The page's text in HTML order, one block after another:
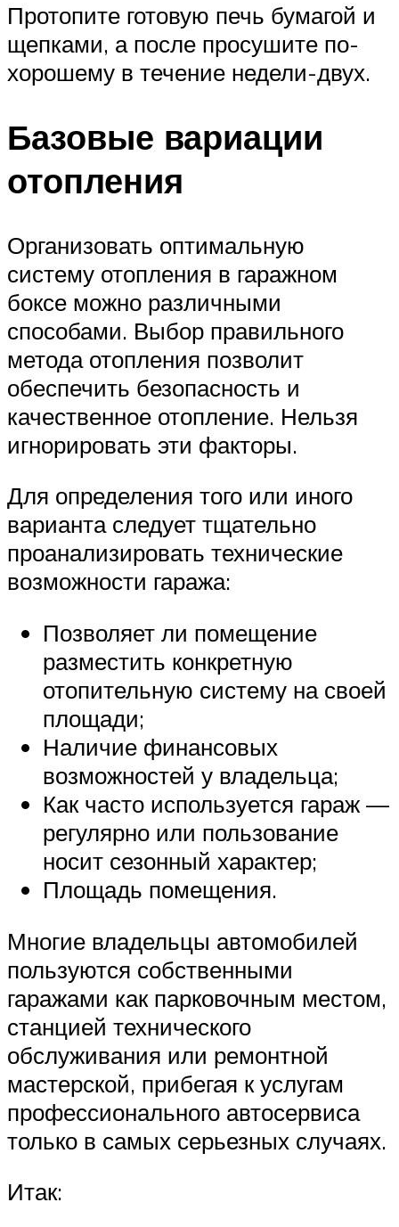
Протопите готовую печь бумагой и
щепками, а после просушите по-
хорошему в течение недели-двух.
Базовые вариации
отопления
Организовать оптимальную
систему отопления в гаражном
боксе можно различными
способами. Выбор правильного
метода отопления позволит
обеспечить безопасность и
качественное отопление. Нельзя
игнорировать эти факторы.
Для определения того или иного
варианта следует тщательно
проанализировать технические
возможности гаража:
Позволяет ли помещение
разместить конкретную
отопительную систему на своей
площади;
Наличие финансовых
возможностей у владельца;
Как часто используется гараж —
регулярно или пользование
носит сезонный характер;
Площадь помещения.
Многие владельцы автомобилей
пользуются собственными
гаражами как парковочным местом,
станцией технического
обслуживания или ремонтной
мастерской, прибегая к услугам
профессионального автосервиса
только в самых серьезных случаях.
Итак: